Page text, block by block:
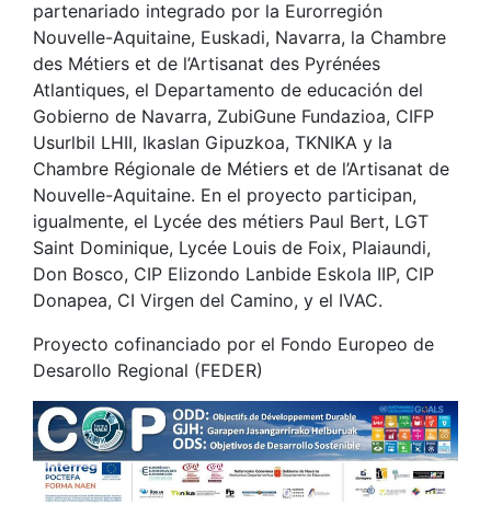
partenariado integrado por la Eurorregión
Nouvelle-Aquitaine, Euskadi, Navarra, la Chambre
des Métiers et de l’Artisanat des Pyrénées
Atlantiques, el Departamento de educación del
Gobierno de Navarra, ZubiGune Fundazioa, CIFP
Usurlbil LHII, Ikaslan Gipuzkoa, TKNIKA y la
Chambre Régionale de Métiers et de l’Artisanat de
Nouvelle-Aquitaine. En el proyecto participan,
igualmente, el Lycée des métiers Paul Bert, LGT
Saint Dominique, Lycée Louis de Foix, Plaiaundi,
Don Bosco, CIP Elizondo Lanbide Eskola IIP, CIP
Donapea, CI Virgen del Camino, y el IVAC.
Proyecto cofinanciado por el Fondo Europeo de
Desarollo Regional (FEDER)